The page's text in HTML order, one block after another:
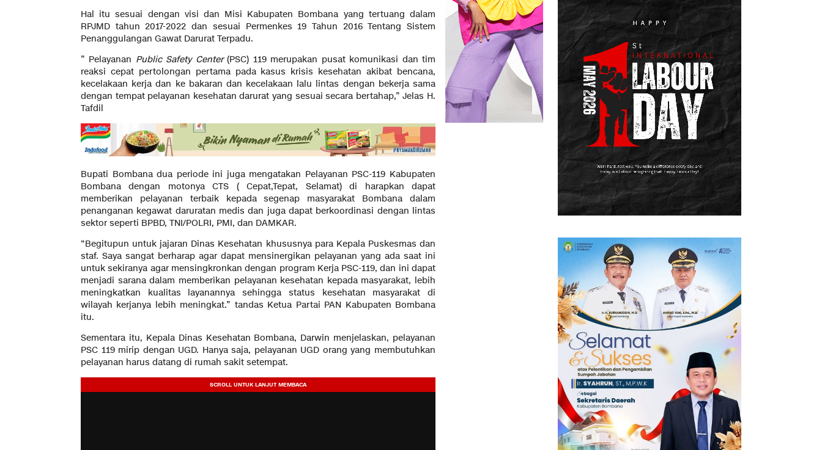
Hal itu sesuai dengan visi dan Misi Kabupaten Bombana yang tertuang dalam
RPJMD tahun 2017-2022 dan sesuai Permenkes 19 Tahun 2016 Tentang Sistem
Penanggulangan Gawat Darurat Terpadu.
” Pelayanan Public Safety Center(PSC) 119 merupakan pusat komunikasi dan tim
reaksi cepat pertolongan pertama pada kasus krisis kesehatan akibat bencana,
kecelakaan kerja dan ke bakaran dan kecelakaan lalu lintas dengan bekerja sama
dengan tempat pelayanan kesehatan darurat yang sesuai secara bertahap,” Jelas H.
Tafdil
Bupati Bombana dua periode ini juga mengatakan Pelayanan PSC-119 Kabupaten
Bombana dengan motonya CTS ( Cepat,Tepat, Selamat) di harapkan dapat
memberikan pelayanan terbaik kepada segenap masyarakat Bombana dalam
penanganan kegawat daruratan medis dan juga dapat berkoordinasi dengan lintas
sektor seperti BPBD, TNI/POLRI, PMI, dan DAMKAR.
“Begitupun untuk jajaran Dinas Kesehatan khususnya para Kepala Puskesmas dan
staf. Saya sangat berharap agar dapat mensinergikan pelayanan yang ada saat ini
untuk sekiranya agar mensingkronkan dengan program Kerja PSC-119, dan ini dapat
menjadi sarana dalam memberikan pelayanan kesehatan kepada masyarakat, lebih
meningkatkan kualitas layanannya sehingga status kesehatan masyarakat di
wilayah kerjanya lebih meningkat.” tandas Ketua Partai PAN Kabupaten Bombana
itu.
Sementara itu, Kepala Dinas Kesehatan Bombana, Darwin menjelaskan, pelayanan
PSC 119 mirip dengan UGD. Hanya saja, pelayanan UGD orang yang membutuhkan
pelayanan harus datang di rumah sakit setempat.